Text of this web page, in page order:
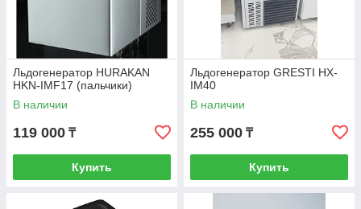
Льдогенератор HURAKAN
HKN-IMF17 (пальчики)
В наличии
119 000 ₸
Купить
Льдогенератор GRESTI HX-
IM40
В наличии
255 000 ₸
Купить